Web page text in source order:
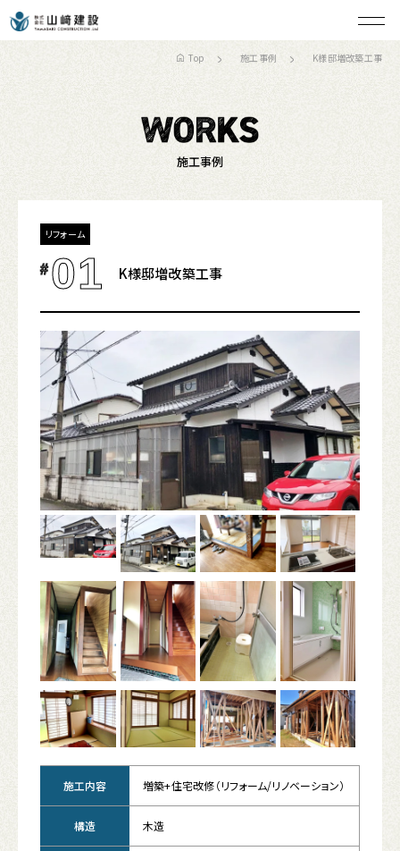
Top 施工事例 K様邸増改築工事
施工事例
リフォーム
#01 K様邸増改築工事
施工内容 増築+住宅改修（リフォーム/リノベーション）
構造 木造